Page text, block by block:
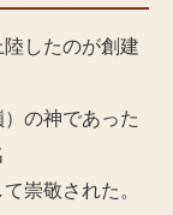
したのが創建
の神であった
崇敬された。